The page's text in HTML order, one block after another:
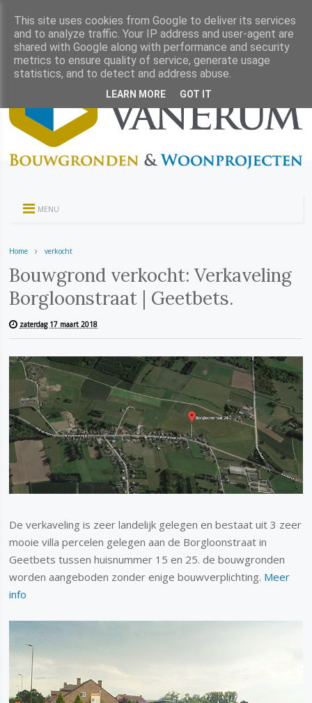
MENU
Home verkocht
Bouwgrond verkocht: Verkaveling
Borgloonstraat | Geetbets.
zaterdag 17 maart 2018
De verkaveling is zeer landelijk gelegen en bestaat uit 3 zeer
mooie villa percelen gelegen aan de Borgloonstraat in
Geetbets tussen huisnummer 15 en 25. de bouwgronden
worden aangeboden zonder enige bouwverplichting. Meer
info
This site uses cookies from Google to deliver its services
and to analyze traffic. Your IP address and user-agent are
shared with Google along with performance and security
metrics to ensure quality of service, generate usage
statistics, and to detect and address abuse.
LEARN MORE GOT IT